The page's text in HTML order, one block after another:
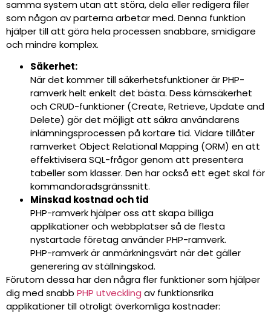
samma system utan att störa, dela eller redigera filer
som någon av parterna arbetar med. Denna funktion
hjälper till att göra hela processen snabbare, smidigare
och mindre komplex.
Säkerhet:
När det kommer till säkerhetsfunktioner är PHP-
ramverk helt enkelt det bästa. Dess kärnsäkerhet
och CRUD-funktioner (Create, Retrieve, Update and
Delete) gör det möjligt att säkra användarens
inlämningsprocessen på kortare tid. Vidare tillåter
ramverket Object Relational Mapping (ORM) en att
effektivisera SQL-frågor genom att presentera
tabeller som klasser. Den har också ett eget skal för
kommandoradsgränssnitt.
Minskad kostnad och tid
PHP-ramverk hjälper oss att skapa billiga
applikationer och webbplatser så de flesta
nystartade företag använder PHP-ramverk.
PHP-ramverk är anmärkningsvärt när det gäller
generering av ställningskod.
Förutom dessa har den några fler funktioner som hjälper
dig med snabb PHP utveckling av funktionsrika
applikationer till otroligt överkomliga kostnader: